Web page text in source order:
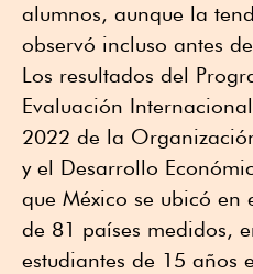
alumnos, aunque la
observó incluso antes
Los resultados del
Evaluación
2022 de la
y el Desarrollo
que México se ubicó
de 81 países medidos,
estudiantes de 15 años